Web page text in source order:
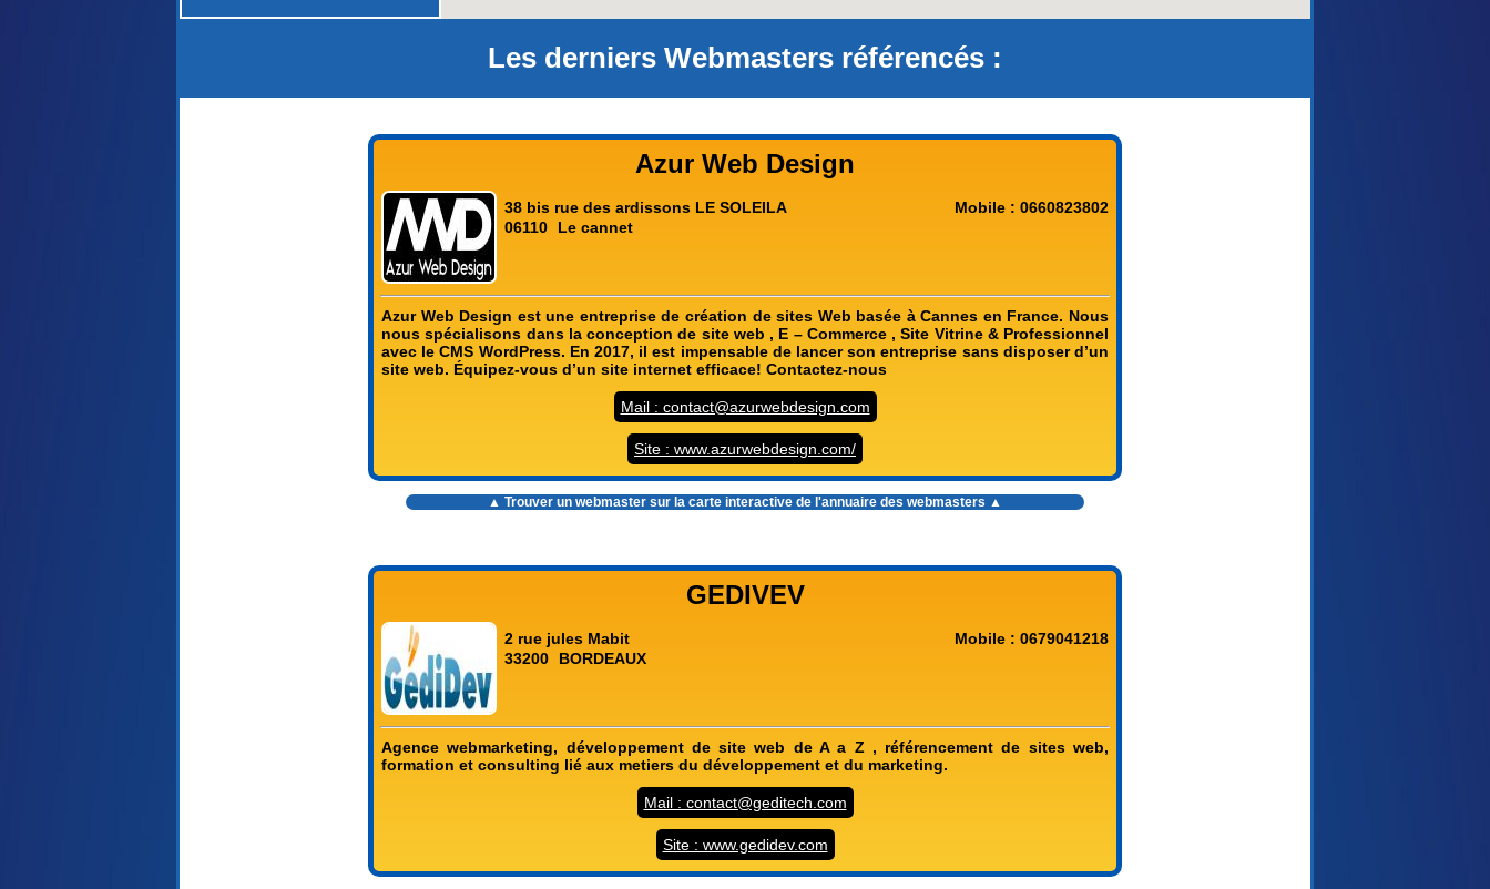
Les derniers Webmasters référencés :
Azur Web Design
38 bis rue des ardissons LE SOLEILA
06110
Le cannet
Mobile : 0660823802
Azur Web Design est une entreprise de création de sites Web basée à Cannes en France. Nous
nous spécialisons dans la conception de site web , E – Commerce , Site Vitrine & Professionnel
avec le CMS WordPress. En 2017, il est impensable de lancer son entreprise sans disposer d’un
site web. Équipez-vous d’un site internet efficace! Contactez-nous
Mail : contact@azurwebdesign.com
Site : www.azurwebdesign.com/
▲ Trouver un webmaster sur la carte interactive de l'annuaire des webmasters ▲
GEDIVEV
2 rue jules Mabit
33200
BORDEAUX
Mobile : 0679041218
Agence webmarketing, développement de site web de A a Z , référencement de sites web,
formation et consulting lié aux metiers du développement et du marketing.
Mail : contact@geditech.com
Site : www.gedidev.com